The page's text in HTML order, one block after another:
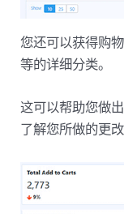
您还可以获得购
等的详细分类。
这可以帮助您做
了解您所做的更